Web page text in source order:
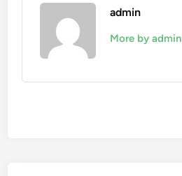
admin
More by admin